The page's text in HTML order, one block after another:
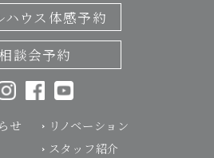
ハウス体感予約
相談会予約
せ
リノベーション
スタッフ紹介